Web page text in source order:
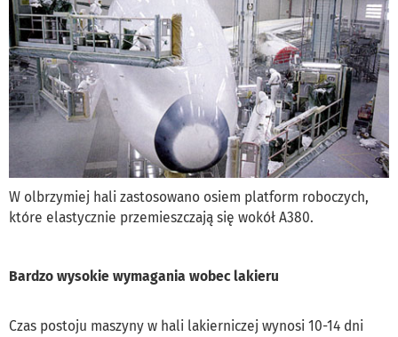
W olbrzymiej hali zastosowano osiem platform roboczych,
które elastycznie przemieszczają się wokół A380.
Bardzo wysokie wymagania wobec lakieru
Czas postoju maszyny w hali lakierniczej wynosi 10-14 dni